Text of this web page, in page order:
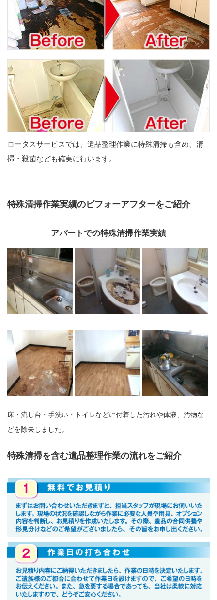
ロータスサービスでは、遺品整理作業に特殊清掃も含め、清
掃・殺菌なども確実に行います。
特殊清掃作業実績のビフォーアフターをご紹介
アパートでの特殊清掃作業実績
床・流し台・手洗い・トイレなどに付着した汚れや体液、汚物な
どを除去しました。
特殊清掃を含む遺品整理作業の流れをご紹介